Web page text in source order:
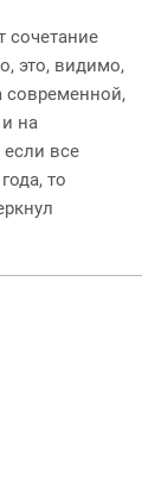
сочетание
это, видимо,
современной,
на
все
то